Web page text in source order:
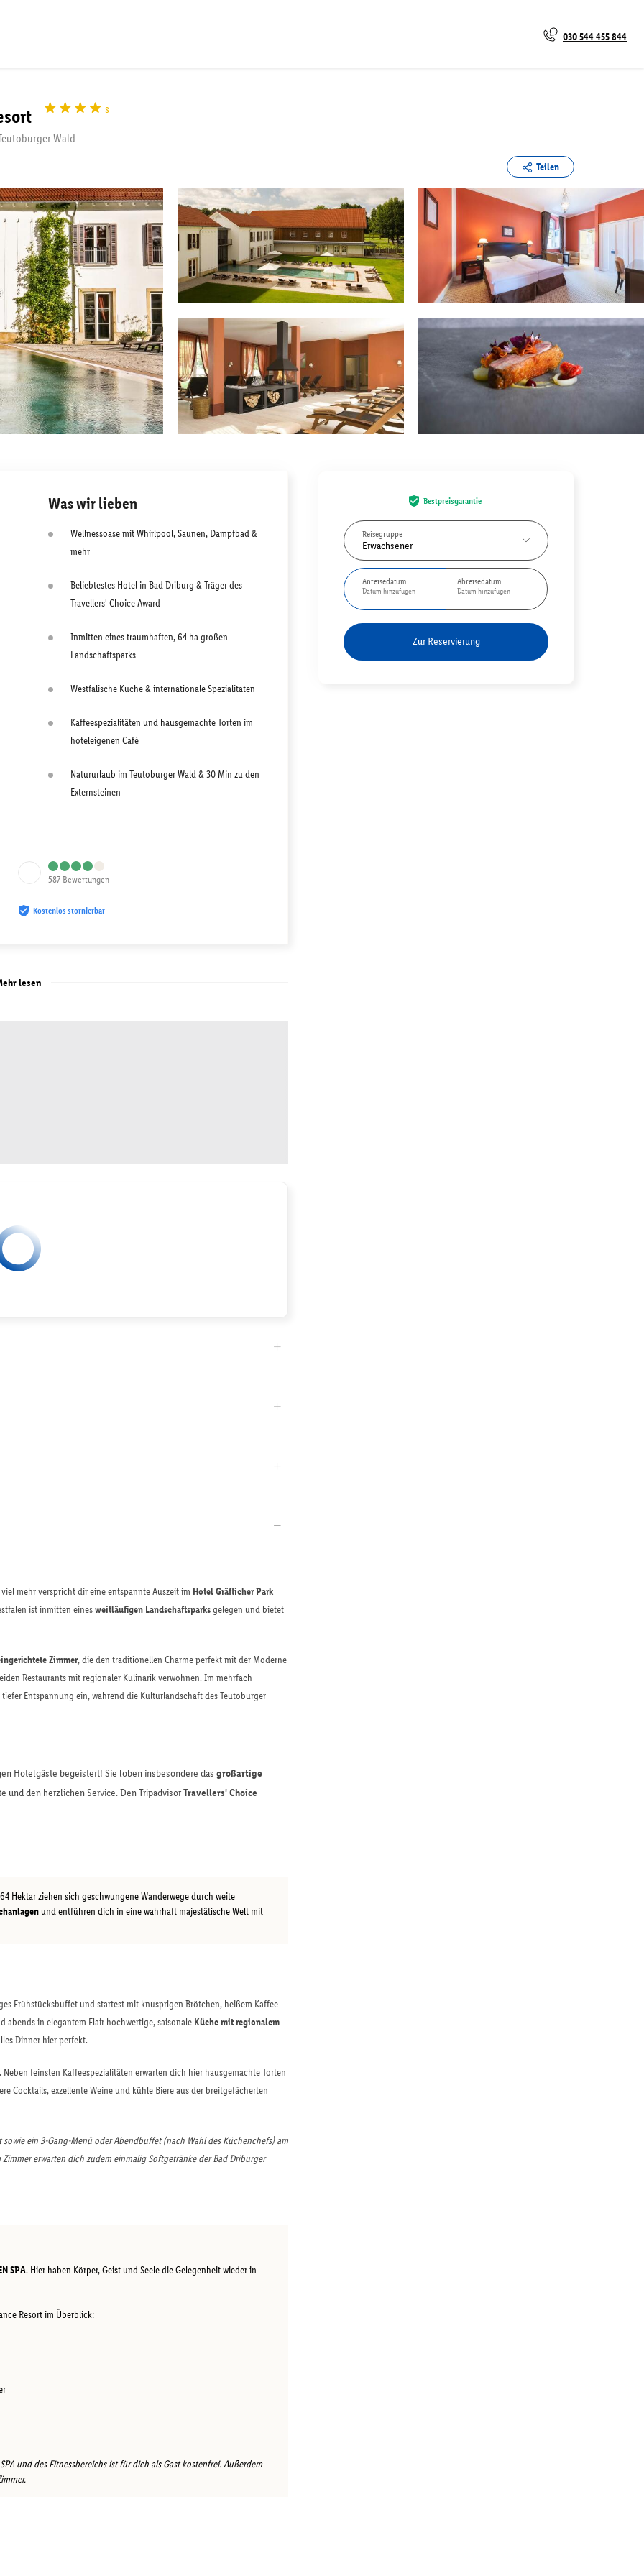
030 544 455 844
s
Wald
Teilen
Bestpreisgarantie
Reisegruppe
Erwachsener
Anreisedatum
Datum hinzufügen
Abreisedatum
Datum hinzufügen
Zur Reservierung
Was wir lieben
Wellnessoase mit Whirlpool, Saunen, Dampfbad &
mehr
Beliebtestes Hotel in Bad Driburg & Träger des
Travellers' Choice Award
Inmitten eines traumhaften, 64 ha großen
Landschaftsparks
Westfälische Küche & internationale Spezialitäten
Kaffeespezialitäten und hausgemachte Torten im
hoteleigenen Café
Natururlaub im Teutoburger Wald & 30 Min zu den
Externsteinen
587 Bewertungen
Kostenlos stornierbar
lesen
mehr verspricht dir eine entspannte Auszeit im Hotel Gräflicher Park
ist inmitten einesweitläufigen Landschaftsparksgelegen und bietet
Zimmer, die den traditionellen Charme perfekt mit der Moderne
Restaurants mit regionaler Kulinarik verwöhnen. Im mehrfach
Entspannung ein, während die Kulturlandschaft des Teutoburger
Hotelgäste begeistert! Sie loben insbesondere das großartige
und den herzlichen Service. Den TripadvisorTravellers' Choice
Hektar ziehen sich geschwungene Wanderwege durch weite
und entführen dich in eine wahrhaft majestätische Welt mit
Frühstücksbuffet und startest mit knusprigen Brötchen, heißem Kaffee
in elegantem Flair hochwertige, saisonale Küche mit regionalem
Dinner hier perfekt.
. Neben feinsten Kaffeespezialitäten erwarten dich hier hausgemachte Torten
Cocktails, exzellente Weine und kühle Biere aus der breitgefächerten
ein 3-Gang-Menü oder Abendbuffet (nach Wahl des Küchenchefs) am
erwarten dich zudem einmalig Softgetränke der Bad Driburger
SPA. Hier haben Körper, Geist und Seele die Gelegenheit wieder in
Resort im Überblick:
und des Fitnessbereichs ist für dich als Gast kostenfrei. Außerdem